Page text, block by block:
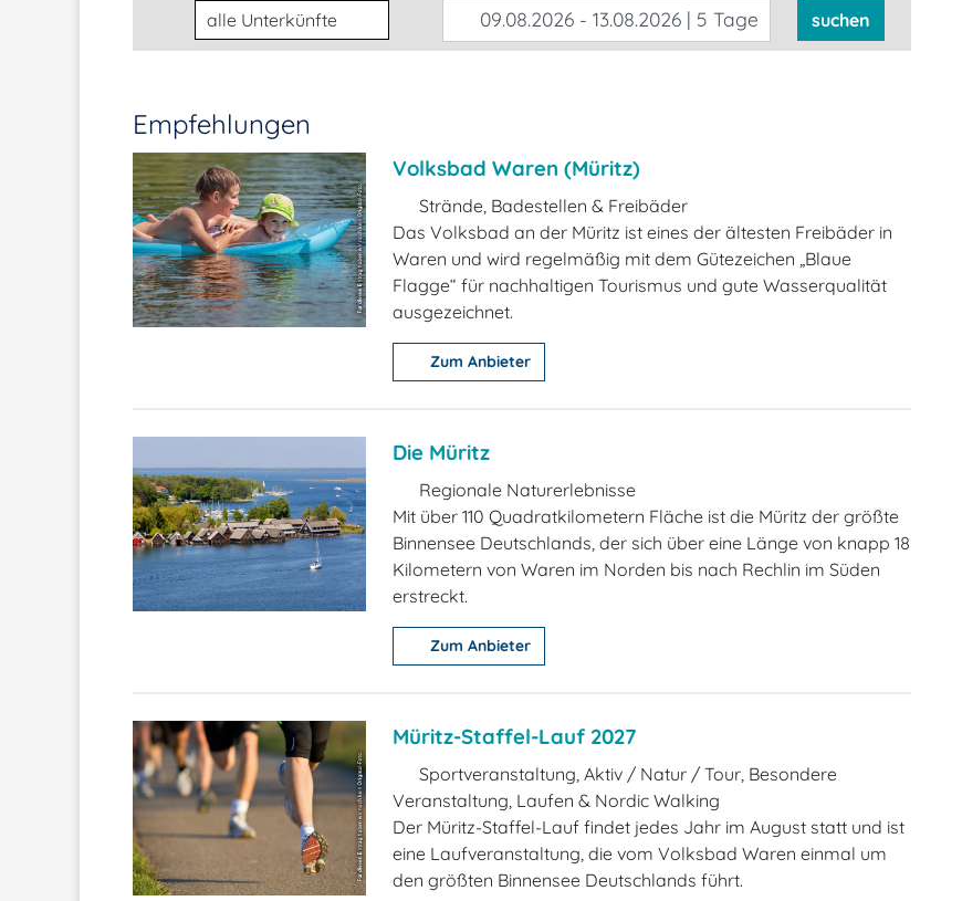
Unterkunftsart 09.08.2026 - 13.08.2026 | 5 Tage suchen
Empfehlungen
Volksbad Waren (Müritz)
Strände, Badestellen & Freibäder
Das Volksbad an der Müritz ist eines der ältesten Freibäder in
Waren und wird regelmäßig mit dem Gütezeichen „Blaue
Flagge“ für nachhaltigen Tourismus und gute Wasserqualität
ausgezeichnet.
Zum Anbieter
Die Müritz
Regionale Naturerlebnisse
Mit über 110 Quadratkilometern Fläche ist die Müritz der größte
Binnensee Deutschlands, der sich über eine Länge von knapp 18
Kilometern von Waren im Norden bis nach Rechlin im Süden
erstreckt.
Zum Anbieter
Müritz-Staffel-Lauf 2027
Sportveranstaltung, Aktiv / Natur / Tour, Besondere
Veranstaltung, Laufen & Nordic Walking
Der Müritz-Staffel-Lauf findet jedes Jahr im August statt und ist
eine Laufveranstaltung, die vom Volksbad Waren einmal um
den größten Binnensee Deutschlands führt.